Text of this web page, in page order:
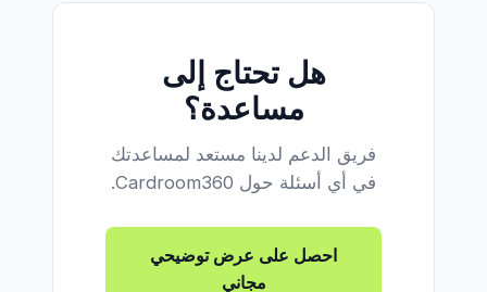
هل تحتاج إلى
مساعدة؟
فريق الدعم لدينا مستعد لمساعدتك
في أي أسئلة حول Cardroom360.
احصل على عرض توضيحي
مجاني